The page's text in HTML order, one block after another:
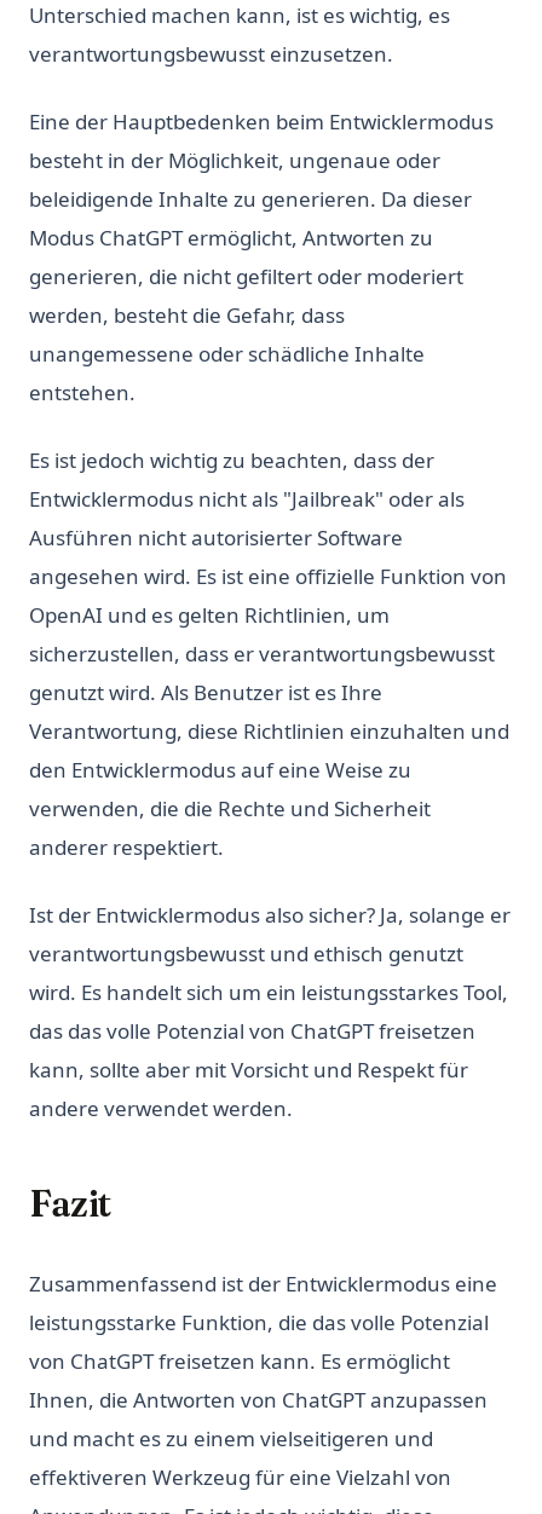
Unterschied machen kann, ist es wichtig, es
verantwortungsbewusst einzusetzen.
Eine der Hauptbedenken beim Entwicklermodus
besteht in der Möglichkeit, ungenaue oder
beleidigende Inhalte zu generieren. Da dieser
Modus ChatGPT ermöglicht, Antworten zu
generieren, die nicht gefiltert oder moderiert
werden, besteht die Gefahr, dass
unangemessene oder schädliche Inhalte
entstehen.
Es ist jedoch wichtig zu beachten, dass der
Entwicklermodus nicht als "Jailbreak" oder als
Ausführen nicht autorisierter Software
angesehen wird. Es ist eine offizielle Funktion von
OpenAI und es gelten Richtlinien, um
sicherzustellen, dass er verantwortungsbewusst
genutzt wird. Als Benutzer ist es Ihre
Verantwortung, diese Richtlinien einzuhalten und
den Entwicklermodus auf eine Weise zu
verwenden, die die Rechte und Sicherheit
anderer respektiert.
Ist der Entwicklermodus also sicher? Ja, solange er
verantwortungsbewusst und ethisch genutzt
wird. Es handelt sich um ein leistungsstarkes Tool,
das das volle Potenzial von ChatGPT freisetzen
kann, sollte aber mit Vorsicht und Respekt für
andere verwendet werden.
Fazit
Zusammenfassend ist der Entwicklermodus eine
leistungsstarke Funktion, die das volle Potenzial
von ChatGPT freisetzen kann. Es ermöglicht
Ihnen, die Antworten von ChatGPT anzupassen
und macht es zu einem vielseitigeren und
effektiveren Werkzeug für eine Vielzahl von